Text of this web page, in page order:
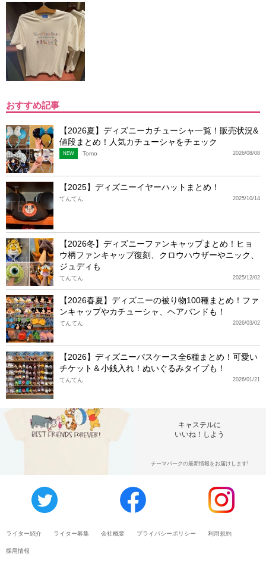
おすすめ記事
【2026夏】ディズニーカチューシャ一覧！販売状況&
値段まとめ！人気カチューシャをチェック
2026/08/08
NEW Tomo
【2025】ディズニーイヤーハットまとめ！
2025/10/14
てんてん
【2026冬】ディズニーファンキャップまとめ！ヒョ
ウ柄ファンキャップ復刻、クロウハウザーやニック、
ジュディも
2025/12/02
てんてん
【2026春夏】ディズニーの被り物100種まとめ！ファ
ンキャップやカチューシャ、ヘアバンドも！
2026/03/02
てんてん
【2026】ディズニーパスケース全6種まとめ！可愛い
チケット＆小銭入れ！ぬいぐるみタイプも！
2026/01/21
てんてん
キャステルに
いいね！しよう
テーマパークの最新情報をお届けします!
ライター紹介 ライター募集 会社概要 プライバシーポリシー 利用規約
採用情報